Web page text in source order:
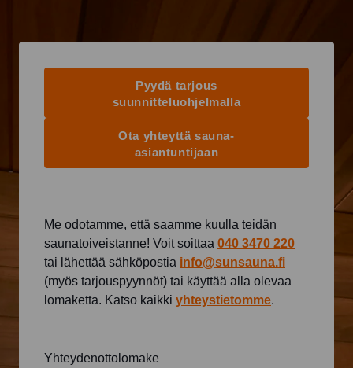
Pyydä tarjous
suunnitteluohjelmalla
Ota yhteyttä sauna-
asiantuntijaan
Me odotamme, että saamme kuulla teidän
saunatoiveistanne! Voit soittaa 040 3470 220
tai lähettää sähköpostia info@sunsauna.fi
(myös tarjouspyynnöt) tai käyttää alla olevaa
lomaketta. Katso kaikki yhteystietomme.
Yhteydenottolomake